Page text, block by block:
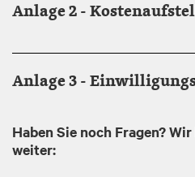
Anlage 2 -
Anlage 3 -
Haben Sie noch Fragen?
weiter: